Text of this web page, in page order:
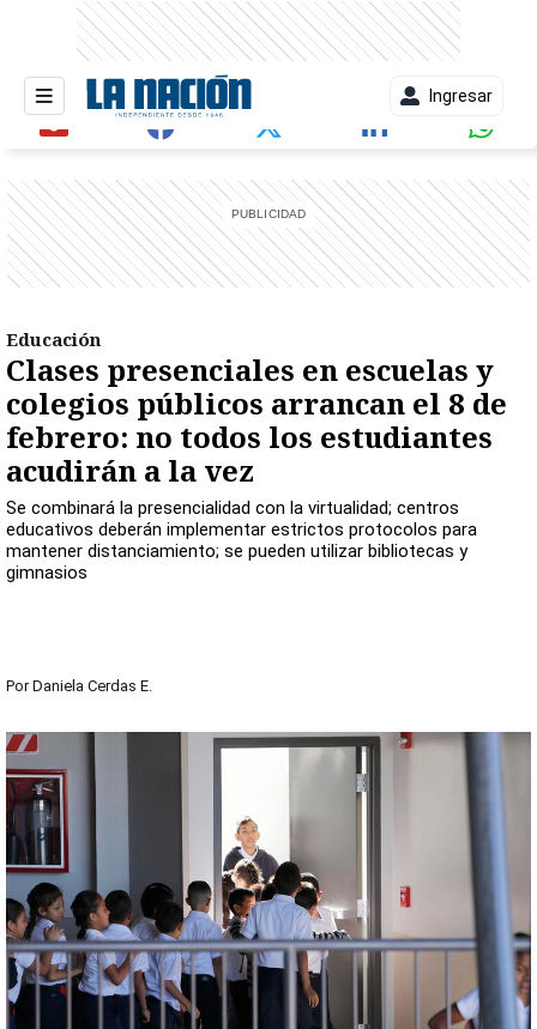
Ingresar
Educación
Clases presenciales en escuelas y
colegios públicos arrancan el 8 de
febrero: no todos los estudiantes
acudirán a la vez
Se combinará la presencialidad con la virtualidad; centros
educativos deberán implementar estrictos protocolos para
mantener distanciamiento; se pueden utilizar bibliotecas y
gimnasios
Por Daniela Cerdas E.